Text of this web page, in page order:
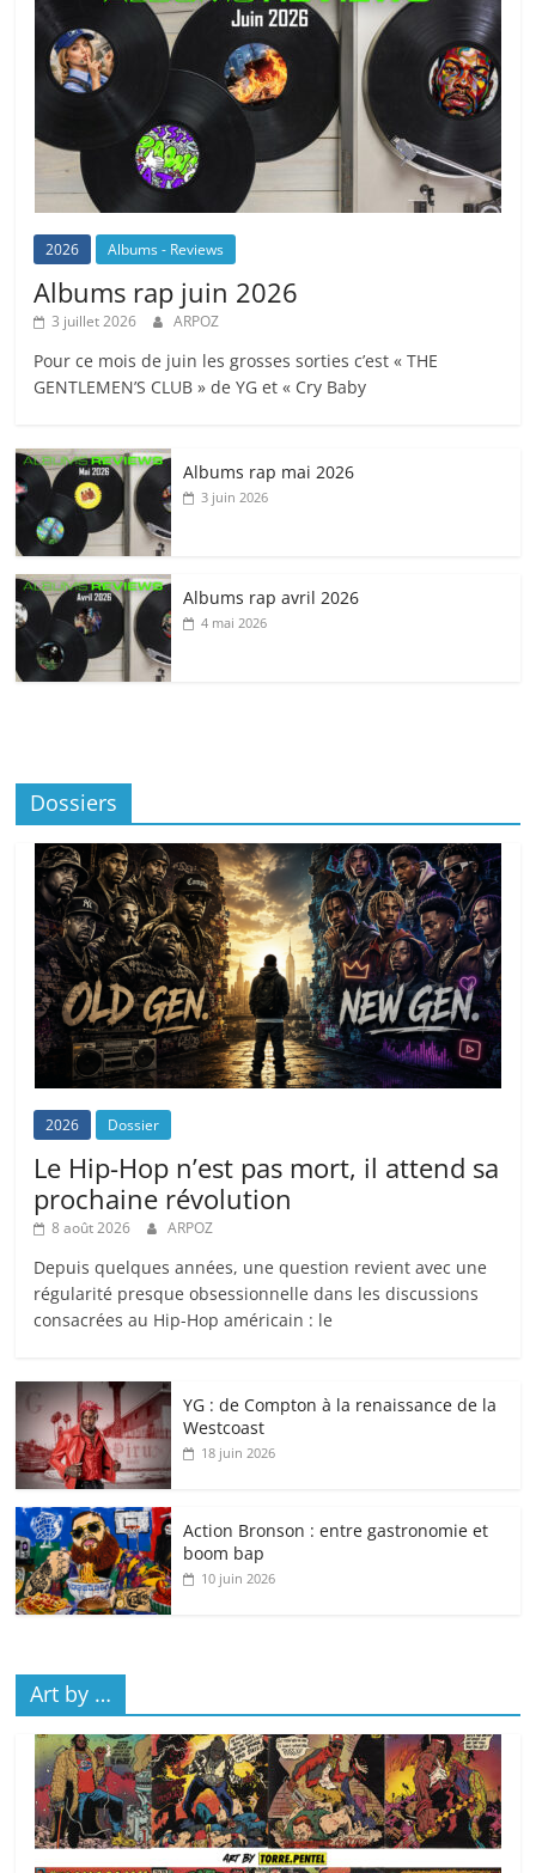
2026 Albums - Reviews
Albums rap juin 2026
3 juillet 2026 ARPOZ
Pour ce mois de juin les grosses sorties c’est « THE
GENTLEMEN’S CLUB » de YG et « Cry Baby
Albums rap mai 2026
3 juin 2026
Albums rap avril 2026
4 mai 2026
Dossiers
2026 Dossier
Le Hip-Hop n’est pas mort, il attend sa
prochaine révolution
8 août 2026 ARPOZ
Depuis quelques années, une question revient avec une
régularité presque obsessionnelle dans les discussions
consacrées au Hip-Hop américain : le
YG : de Compton à la renaissance de la
Westcoast
18 juin 2026
Action Bronson : entre gastronomie et
boom bap
10 juin 2026
Art by …